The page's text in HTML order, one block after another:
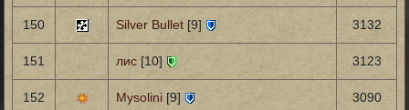
150 Silver Bullet [9] 3132
151 лис [10] 3123
152 Mysolini [9] 3090